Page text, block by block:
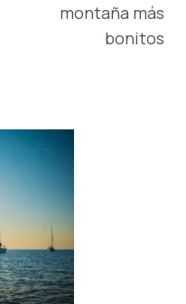
montaña más
bonitos